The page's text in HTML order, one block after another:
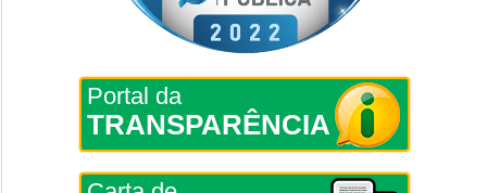
Portal da
TRANSPARÊNCIA